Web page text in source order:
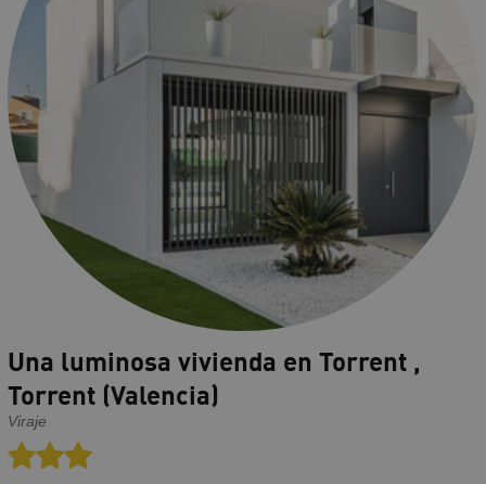
Una luminosa vivienda en Torrent ,
Torrent (Valencia)
Viraje